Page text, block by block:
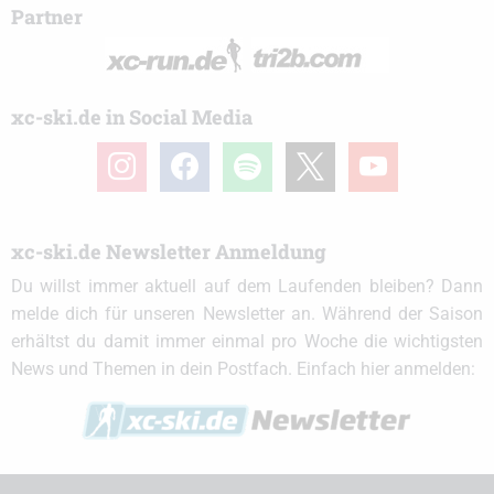
Partner
xc-ski.de in Social Media
instagramfacebook spotify youtube
xc-ski.de Newsletter Anmeldung
Du willst immer aktuell auf dem Laufenden bleiben? Dann
melde dich für unseren Newsletter an. Während der Saison
erhältst du damit immer einmal pro Woche die wichtigsten
News und Themen in dein Postfach. Einfach hier anmelden: